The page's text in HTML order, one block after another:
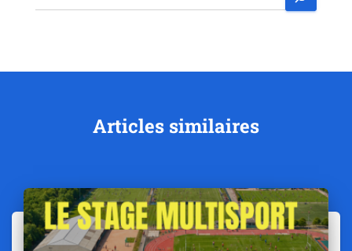
Articles similaires